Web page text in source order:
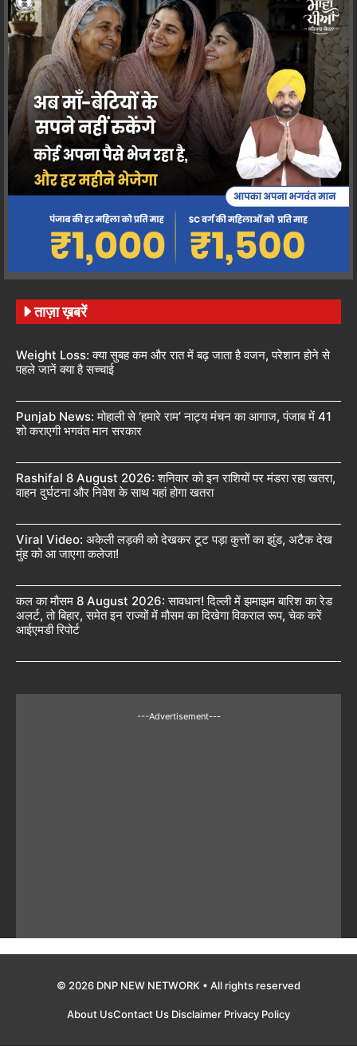
ताज़ा ख़बरें
Weight Loss: क्या सुबह कम और रात में बढ़ जाता है वजन, परेशान होने से
पहले जानें क्या है सच्चाई
Punjab News: मोहाली से ‘हमारे राम’ नाट्य मंचन का आगाज, पंजाब में 41
शो कराएगी भगवंत मान सरकार
Rashifal 8 August 2026: शनिवार को इन राशियों पर मंडरा रहा खतरा,
वाहन दुर्घटना और निवेश के साथ यहां होगा खतरा
Viral Video: अकेली लड़की को देखकर टूट पड़ा कुत्तों का झुंड, अटैक देख
मुंह को आ जाएगा कलेजा!
कल का मौसम 8 August 2026: सावधान! दिल्ली में झमाझम बारिश का रेड
अलर्ट, तो बिहार, समेत इन राज्यों में मौसम का दिखेगा विकराल रूप, चेक करें
आईएमडी रिपोर्ट
---Advertisement---
© 2026 DNP NEW NETWORK • All rights reserved
About UsContact Us Disclaimer Privacy Policy